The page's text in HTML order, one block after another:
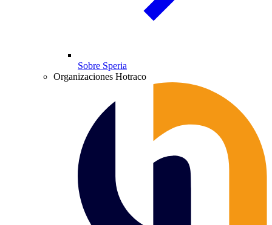
Sobre Speria
Organizaciones Hotraco